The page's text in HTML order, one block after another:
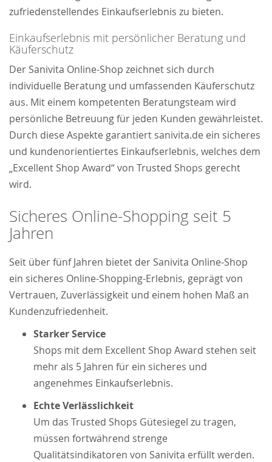
zufriedenstellendes Einkaufserlebnis zu bieten.
Einkaufserlebnis mit persönlicher Beratung und
Käuferschutz
Der Sanivita Online-Shop zeichnet sich durch
individuelle Beratung und umfassenden Käuferschutz
aus. Mit einem kompetenten Beratungsteam wird
persönliche Betreuung für jeden Kunden gewährleistet.
Durch diese Aspekte garantiert sanivita.de ein sicheres
und kundenorientiertes Einkaufserlebnis, welches dem
„Excellent Shop Award“ von Trusted Shops gerecht
wird.
Sicheres Online-Shopping seit 5
Jahren
Seit über fünf Jahren bietet der Sanivita Online-Shop
ein sicheres Online-Shopping-Erlebnis, geprägt von
Vertrauen, Zuverlässigkeit und einem hohen Maß an
Kundenzufriedenheit.
Starker Service
Shops mit dem Excellent Shop Award stehen seit
mehr als 5 Jahren für ein sicheres und
angenehmes Einkaufserlebnis.
Echte Verlässlichkeit
Um das Trusted Shops Gütesiegel zu tragen,
müssen fortwährend strenge
Qualitätsindikatoren von Sanivita erfüllt werden.